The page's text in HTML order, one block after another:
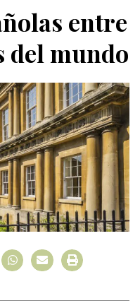
entre
del mundo